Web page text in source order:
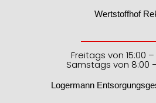
Wertstoffhof
Freitags von 15:00 –
Samstags von 8:00
Logermann